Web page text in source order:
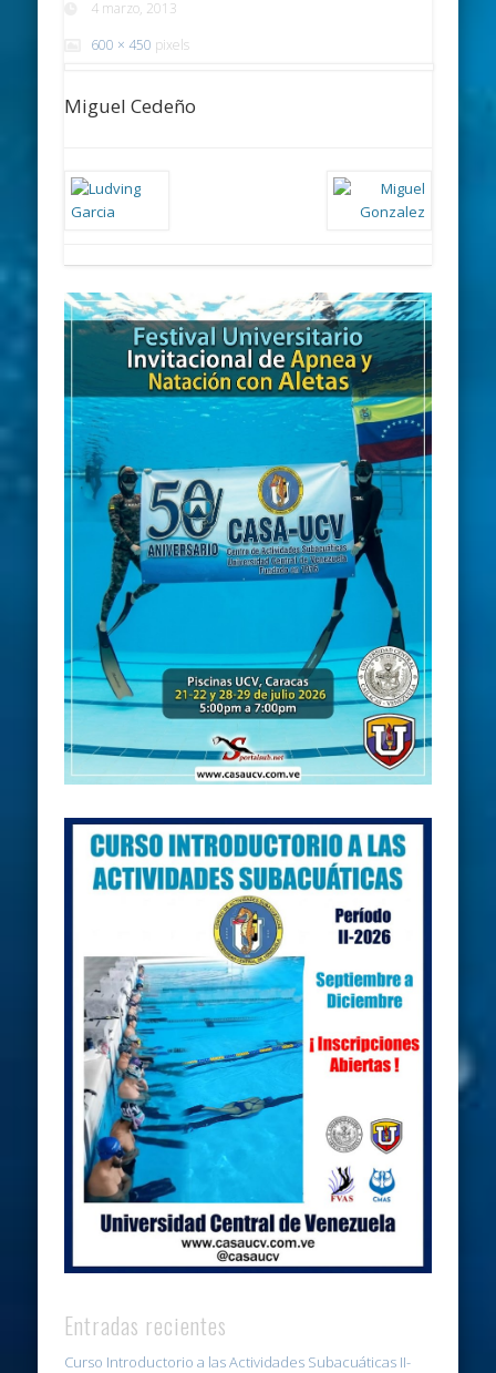
4 marzo, 2013
600 × 450 pixels
Miguel Cedeño
Entradas recientes
Curso Introductorio a las Actividades Subacuáticas II-